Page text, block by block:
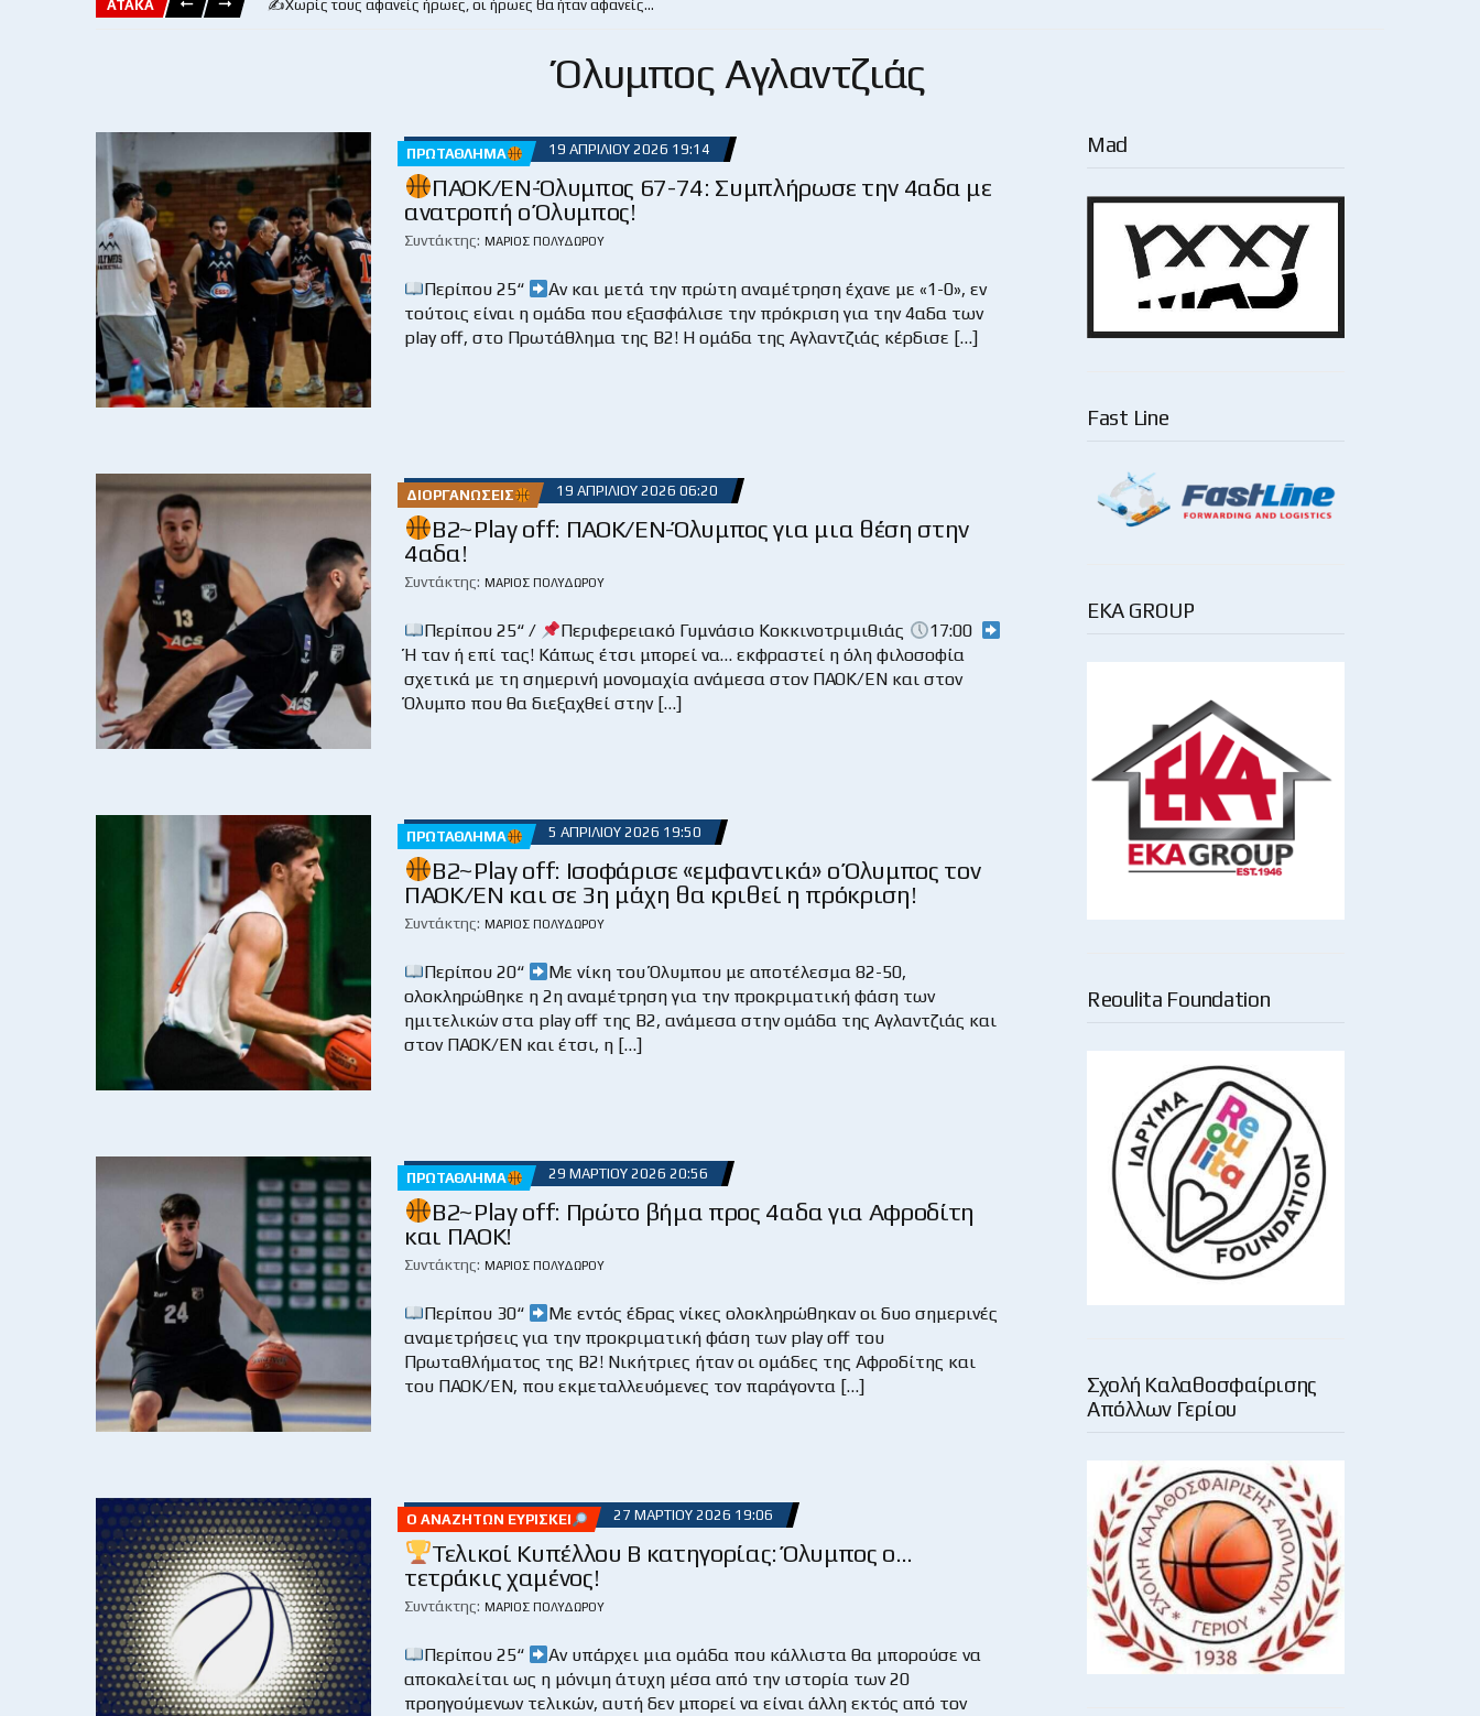
ΑΤΑΚΑ ✍️Χωρίς τους αφανείς ήρωες, οι ήρωες θα ήταν αφανείς…
Όλυμπος Αγλαντζιάς
ΠΡΩΤΆΘΛΗΜΑ 19 ΑΠΡΙΛΊΟΥ 2026 19:14
ΠΑΟΚ/ΕΝ-Όλυμπος 67-74: Συμπλήρωσε την 4αδα με
ανατροπή ο Όλυμπος!
Συντάκτης: ΜΆΡΙΟΣ ΠΟΛΥΔΏΡΟΥ
Περίπου 25“
Αν και μετά την πρώτη αναμέτρηση έχανε με «1-0», εν
τούτοις είναι η ομάδα που εξασφάλισε την πρόκριση για την 4αδα των
play off, στο Πρωτάθλημα της Β2! Η ομάδα της Αγλαντζιάς κέρδισε […]
ΔΙΟΡΓΑΝΏΣΕΙΣ 19 ΑΠΡΙΛΊΟΥ 2026 06:20
Β2~Ρlay off: ΠΑΟΚ/ΕΝ-Όλυμπος για μια θέση στην
4αδα!
Συντάκτης: ΜΆΡΙΟΣ ΠΟΛΥΔΏΡΟΥ
Περίπου 25“ / Περιφερειακό Γυμνάσιο Κοκκινοτριμιθιάς
17:00
Ή ταν ή επί τας! Κάπως έτσι μπορεί να… εκφραστεί η όλη φιλοσοφία
σχετικά με τη σημερινή μονομαχία ανάμεσα στον ΠΑΟΚ/ΕΝ και στον
Όλυμπο που θα διεξαχθεί στην […]
ΠΡΩΤΆΘΛΗΜΑ 5 ΑΠΡΙΛΊΟΥ 2026 19:50
Β2~Ρlay off: Ισοφάρισε «εμφαντικά» ο Όλυμπος τον
ΠΑΟΚ/ΕΝ και σε 3η μάχη θα κριθεί η πρόκριση!
Συντάκτης: ΜΆΡΙΟΣ ΠΟΛΥΔΏΡΟΥ
Περίπου 20“
Με νίκη του Όλυμπου με αποτέλεσμα 82-50,
ολοκληρώθηκε η 2η αναμέτρηση για την προκριματική φάση των
ημιτελικών στα play off της Β2, ανάμεσα στην ομάδα της Αγλαντζιάς και
στον ΠΑΟΚ/ΕΝ και έτσι, η […]
ΠΡΩΤΆΘΛΗΜΑ 29 ΜΑΡΤΊΟΥ 2026 20:56
B2~Play off: Πρώτο βήμα προς 4αδα για Αφροδίτη
και ΠΑΟΚ!
Συντάκτης: ΜΆΡΙΟΣ ΠΟΛΥΔΏΡΟΥ
Περίπου 30“
Με εντός έδρας νίκες ολοκληρώθηκαν οι δυο σημερινές
αναμετρήσεις για την προκριματική φάση των play off του
Πρωταθλήματος της Β2! Νικήτριες ήταν οι ομάδες της Αφροδίτης και
του ΠΑΟΚ/ΕΝ, που εκμεταλλευόμενες τον παράγοντα […]
Ο ΑΝΑΖΗΤΏΝ ΕΥΡΊΣΚΕΙ 27 ΜΑΡΤΊΟΥ 2026 19:06
Τελικοί Κυπέλλου Β κατηγορίας: Όλυμπος ο…
τετράκις χαμένος!
Συντάκτης: ΜΆΡΙΟΣ ΠΟΛΥΔΏΡΟΥ
Περίπου 25“
Αν υπάρχει μια ομάδα που κάλλιστα θα μπορούσε να
αποκαλείται ως η μόνιμη άτυχη μέσα από την ιστορία των 20
προηγούμενων τελικών, αυτή δεν μπορεί να είναι άλλη εκτός από τον
Mad
Fast Line
EKA GROUP
Reoulita Foundation
Σχολή Καλαθοσφαίρισης
Απόλλων Γερίου